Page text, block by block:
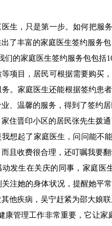
生，只是第一步。如何把服
了丰富的家庭医生签约服务
们的家庭医生签约服务包包括
项目，居民可根据需要购买
。家庭医生还能根据签约患
、温馨的服务，得到了签约
住晋印小区的居民张先生拨
想起了家庭医生，问问能不
且收费很合理，还叮嘱我要
动发生在关庆的同事，家庭医
注她的身体状况，提醒她平
他疾病，吴宁赶紧为邵大娘
康管理工作非常重要，它让